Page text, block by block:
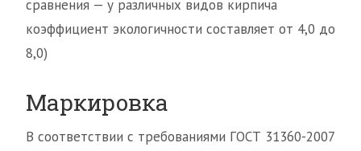
сравнения — у различных видов кирпича
коэффициент экологичности составляет от 4,0 до
8,0)
Маркировка
В соответствии с требованиями ГОСТ 31360-2007